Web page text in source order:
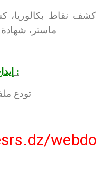
كشف نقاط
ماستر،
:
تودع